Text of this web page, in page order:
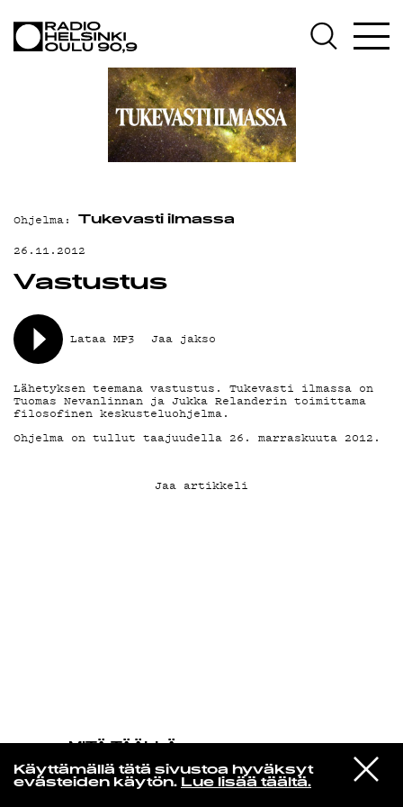
Käyttämällä tätä sivustoa hyväksyt
evästeiden käytön. Lue lisää täältä.
VIESTI
STUDIOON
MITÄ TÄÄLLÄ
Freh Kodja
La Coladera
AJANKOHTAISTA
OHJELMAT
TEKIJÄT
ON-DEMAND
MAINOSTA
YHTEYSTIEDOT
G LIVELAB
YSTÄVÄKLUBI
TIETOSUOJA
KIRJAUDU SISÄÄN
Ohjelma: Tukevasti ilmassa
26.11.2012
Vastustus
Lataa MP3 Jaa jakso
Lähetyksen teemana vastustus. Tukevasti ilmassa on
Tuomas Nevanlinnan ja Jukka Relanderin toimittama
filosofinen keskusteluohjelma.
Ohjelma on tullut taajuudella 26. marraskuuta 2012.
Jaa artikkeli